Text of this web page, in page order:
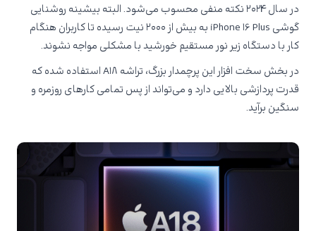
در سال ۲۰۲۴ نکته منفی محسوب می‌شود. البته بیشینه روشنایی
گوشی iPhone ۱۶ Plus به بیش از ۲۰۰۰ نیت رسیده تا کاربران هنگام
کار با دستگاه زیر نور مستقیم خورشید با مشکلی مواجه نشوند.
در بخش سخت افزار این پرچمدار بزرگ، تراشه A۱۸ استفاده شده که
قدرت پردازشی بالایی دارد و می‌تواند از پس تمامی کارهای روزمره و
سنگین برآید.